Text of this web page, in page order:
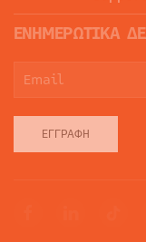
ΕΝΗΜΕΡΩΤΙΚΑ
ΕΓΓΡΑΦΉ